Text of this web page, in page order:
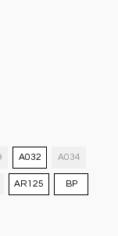
A032 A034
AR125 BP